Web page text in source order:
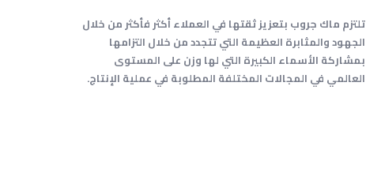
تلتزم ماك جروب بتعزيز ثقتها في العملاء أكثر فأكثر من خلال
الجهود والمثابرة العظيمة التي تتجدد من خلال التزامها
بمشاركة الأسماء الكبيرة التي لها وزن على المستوى
العالمي في المجالات المختلفة المطلوبة في عملية الإنتاج.